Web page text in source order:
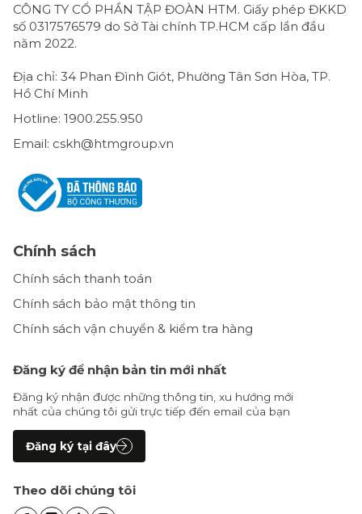
CÔNG TY CỔ PHẦN TẬP ĐOÀN HTM. Giấy phép ĐKKD
số 0317576579 do Sở Tài chính TP.HCM cấp lần đầu
năm 2022.
Địa chỉ: 34 Phan Đình Giót, Phường Tân Sơn Hòa, TP.
Hồ Chí Minh
Hotline: 1900.255.950
Email: cskh@htmgroup.vn
Chính sách
Chính sách thanh toán
Chính sách bảo mật thông tin
Chính sách vận chuyển & kiểm tra hàng
Đăng ký để nhận bản tin mới nhất
Đăng ký nhận được những thông tin, xu hướng mới
nhất của chúng tôi gửi trực tiếp đến email của bạn
Đăng ký tại đây
Theo dõi chúng tôi